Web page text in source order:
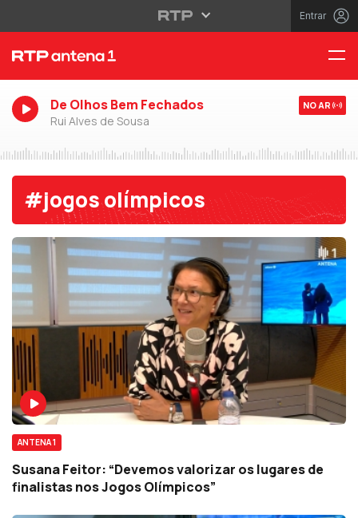
Entrar
De Olhos Bem Fechados
Rui Alves de Sousa
NO AR
#jogos olímpicos
ANTENA 1
Susana Feitor: “Devemos valorizar os lugares de
finalistas nos Jogos Olímpicos”